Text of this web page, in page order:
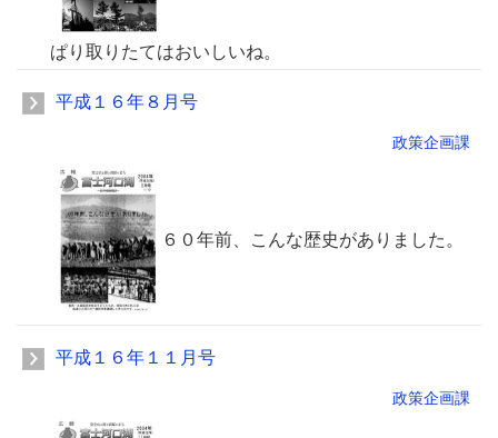
ぱり取りたてはおいしいね。
平成１６年８月号
政策企画課
６０年前、こんな歴史がありました。
平成１６年１１月号
政策企画課